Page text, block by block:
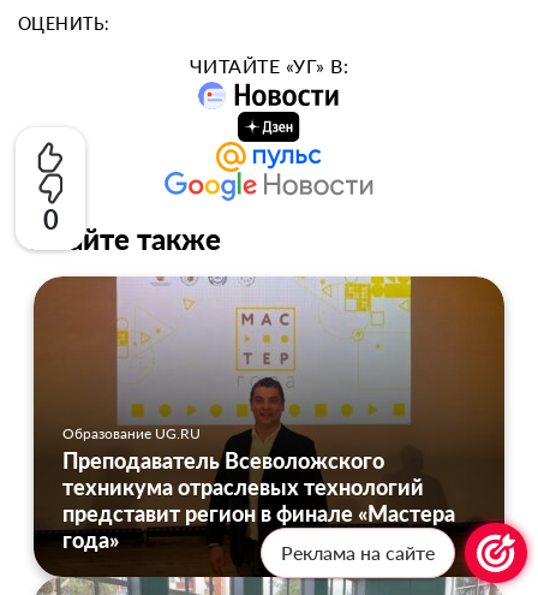
0
ОЦЕНИТЬ:
ЧИТАЙТЕ «УГ» В:
Читайте также
Образование UG.RU
Преподаватель Всеволожского
техникума отраслевых технологий
представит регион в финале «Мастера
года»
Реклама на сайте